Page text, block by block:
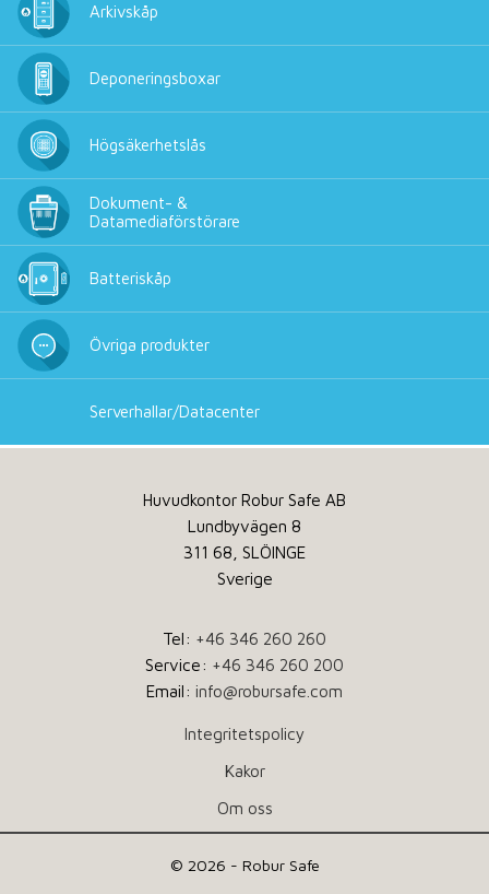
Arkivskåp
Deponeringsboxar
Högsäkerhetslås
Dokument- &
Datamediaförstörare
Batteriskåp
Övriga produkter
Serverhallar/Datacenter
Huvudkontor Robur Safe AB
Lundbyvägen 8
311 68, SLÖINGE
Sverige
Tel: +46 346 260 260
Service: +46 346 260 200
Email: info@robursafe.com
Integritetspolicy
Kakor
Om oss
© 2026 - Robur Safe